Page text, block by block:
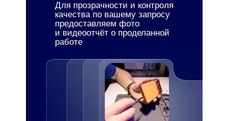
Для прозрачности и контроля
качества по вашему запросу
предоставляем фото
и видеоотчёт о проделанной
работе